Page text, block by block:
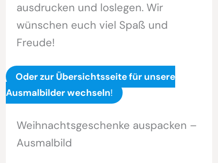
ausdrucken und loslegen. Wir
wünschen euch viel Spaß und
Freude!
Oder zur Übersichtsseite für unsere
Ausmalbilder wechseln!
Weihnachtsgeschenke auspacken –
Ausmalbild